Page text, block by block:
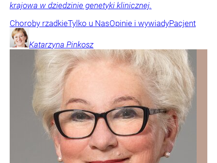
krajowa w dziedzinie genetyki klinicznej.
Choroby rzadkieTylko u NasOpinie i wywiadyPacjent
Katarzyna Pinkosz